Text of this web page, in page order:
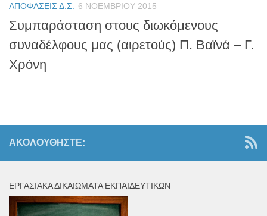
ΑΠΟΦΆΣΕΙΣ Δ.Σ. 6 ΝΟΕΜΒΡΊΟΥ 2015
Συμπαράσταση στους διωκόμενους
συναδέλφους μας (αιρετούς) Π. Βαϊνά – Γ.
Χρόνη
ΑΚΟΛΟΥΘΉΣΤΕ:
ΕΡΓΑΣΙΑΚΆ ΔΙΚΑΙΏΜΑΤΑ ΕΚΠΑΙΔΕΥΤΙΚΏΝ